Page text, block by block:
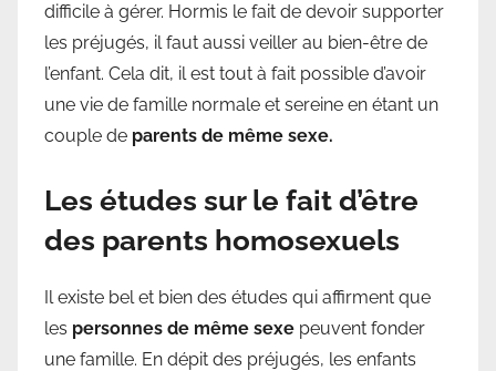
difficile à gérer. Hormis le fait de devoir supporter
les préjugés, il faut aussi veiller au bien-être de
l’enfant. Cela dit, il est tout à fait possible d’avoir
une vie de famille normale et sereine en étant un
couple de parents de même sexe.
Les études sur le fait d’être
des parents homosexuels
Il existe bel et bien des études qui affirment que
les personnes de même sexe peuvent fonder
une famille. En dépit des préjugés, les enfants